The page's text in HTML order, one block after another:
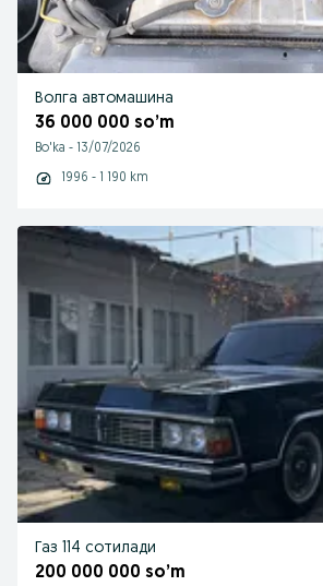
Волга автомашина
36 000 000 so’m
Bo'ka - 13/07/2026
1996 - 1 190 km
Газ 114 сотилади
200 000 000 so’m